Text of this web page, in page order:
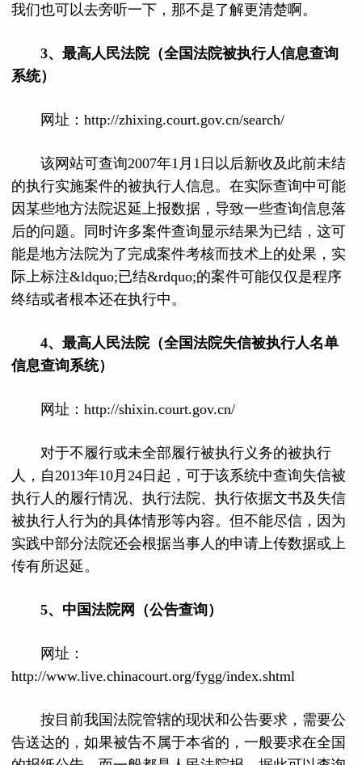
我们也可以去旁听一下，那不是了解更清楚啊。
3、最高人民法院（全国法院被执行人信息查询
系统）
网址：http://zhixing.court.gov.cn/search/
该网站可查询2007年1月1日以后新收及此前未结
的执行实施案件的被执行人信息。在实际查询中可能
因某些地方法院迟延上报数据，导致一些查询信息落
后的问题。同时许多案件查询显示结果为已结，这可
能是地方法院为了完成案件考核而技术上的处果，实
际上标注&ldquo;已结&rdquo;的案件可能仅仅是程序
终结或者根本还在执行中。
4、最高人民法院（全国法院失信被执行人名单
信息查询系统）
网址：http://shixin.court.gov.cn/
对于不履行或未全部履行被执行义务的被执行
人，自2013年10月24日起，可于该系统中查询失信被
执行人的履行情况、执行法院、执行依据文书及失信
被执行人行为的具体情形等内容。但不能尽信，因为
实践中部分法院还会根据当事人的申请上传数据或上
传有所迟延。
5、中国法院网（公告查询）
网址：
http://www.live.chinacourt.org/fygg/index.shtml
按目前我国法院管辖的现状和公告要求，需要公
告送达的，如果被告不属于本省的，一般要求在全国